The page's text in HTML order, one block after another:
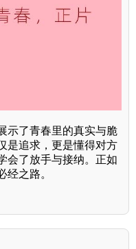
示了青春里的真实与脆
是追求，更是懂得对方
会了放手与接纳。正如
经之路。